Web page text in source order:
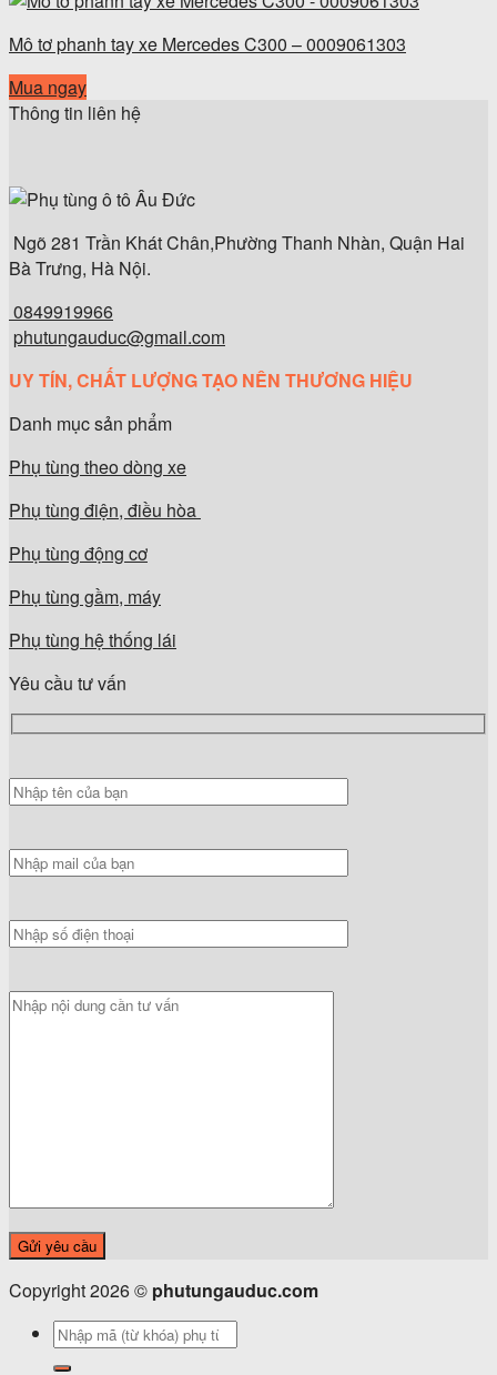
Mô tơ phanh tay xe Mercedes C300 – 0009061303
Mua ngay
Thông tin liên hệ
Ngõ 281 Trần Khát Chân,Phường Thanh Nhàn, Quận Hai
Bà Trưng, Hà Nội.
0849919966
phutungauduc@gmail.com
UY TÍN, CHẤT LƯỢNG TẠO NÊN THƯƠNG HIỆU
Danh mục sản phẩm
Phụ tùng theo dòng xe
Phụ tùng điện, điều hòa
Phụ tùng động cơ
Phụ tùng gầm, máy
Phụ tùng hệ thống lái
Yêu cầu tư vấn
Copyright 2026 © phutungauduc.com
Tìm